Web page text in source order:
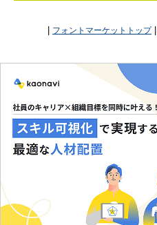
| フォントマーケットトップ|